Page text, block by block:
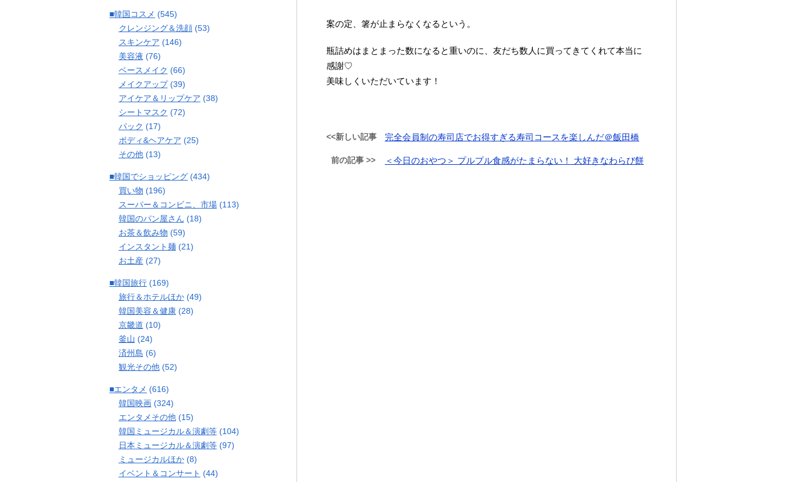
案の定、箸が止まらなくなるという。
瓶詰めはまとまった数になると重いのに、友だち数人に買ってきてくれて本当に
感謝♡
美味しくいただいています！
<<新しい記事 完全会員制の寿司店でお得すぎる寿司コースを楽しんだ＠飯田橋
前の記事 >> ＜今日のおやつ＞ プルプル食感がたまらない！ 大好きなわらび餅
■韓国コスメ (545)
クレンジング＆洗顔(53)
スキンケア (146)
美容液 (76)
ベースメイク (66)
メイクアップ(39)
アイケア＆リップケア (38)
シートマスク (72)
パック (17)
ボディ&ヘアケア (25)
その他(13)
■韓国でショッピング (434)
買い物 (196)
スーパー＆コンビニ、市場(113)
韓国のパン屋さん (18)
お茶＆飲み物 (59)
インスタント麺(21)
お土産(27)
■韓国旅行 (169)
旅行＆ホテルほか(49)
韓国美容＆健康(28)
京畿道 (10)
釜山 (24)
済州島 (6)
観光その他(52)
■エンタメ (616)
韓国映画(324)
エンタメその他(15)
韓国ミュージカル＆演劇等(104)
日本ミュージカル＆演劇等(97)
ミュージカルほか(8)
イベント＆コンサート (44)